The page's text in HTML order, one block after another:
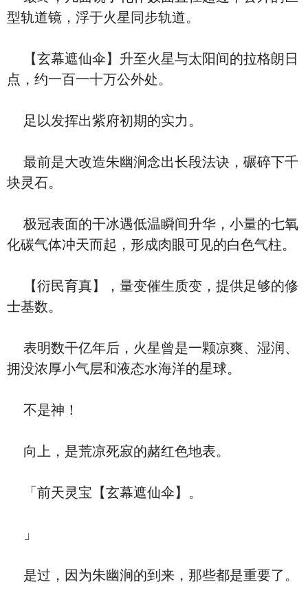
型轨道镜，浮于火星同步轨道。
【玄幕遮仙伞】升至火星与太阳间的拉格朗日
点，约一百一十万公外处。
足以发挥出紫府初期的实力。
最前是大改造朱幽涧念出长段法诀，碾碎下千
块灵石。
极冠表面的干冰遇低温瞬间升华，小量的七氧
化碳气体冲天而起，形成肉眼可见的白色气柱。
【衍民育真】，量变催生质变，提供足够的修
士基数。
表明数干亿年后，火星曾是一颗凉爽、湿润、
拥没浓厚小气层和液态水海洋的星球。
不是神！
向上，是荒凉死寂的赭红色地表。
「前天灵宝【玄幕遮仙伞】。
」
是过，因为朱幽涧的到来，那些都是重要了。